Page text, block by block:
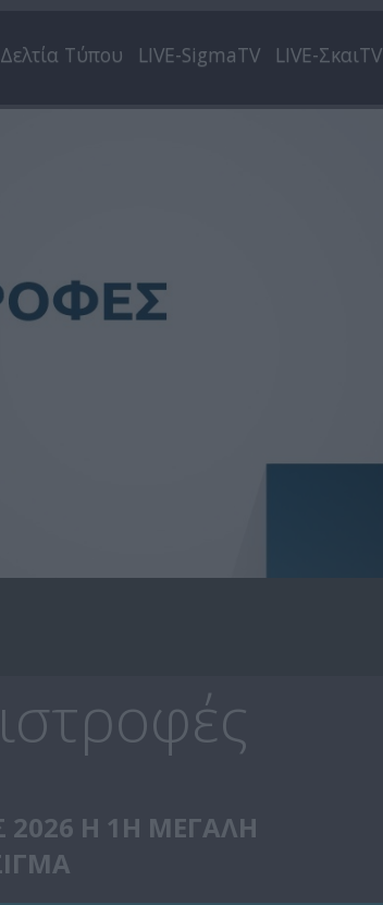
Δελτία Τύπου LIVE-SigmaTV LIVE-ΣκαιTV
2026 Η 1Η ΜΕΓΑΛΗ